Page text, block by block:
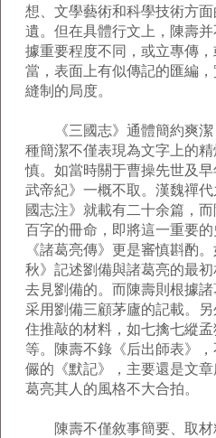
想、文學藝術和科學技術方
遺。但在具體行文上，陳壽
據重要程度不同，或立專傳
當，表面上有似傳記的匯編
縫制的局度。
《三國志》通體簡約爽潔
種簡潔不僅表現為文字上的
慎。如當時關于曹操先世及
武帝紀》一概不取。漢魏禪
國志注》就載有二十余篇，
百字的冊命，即將這一重要
《諸葛亮傳》更是審慎斟酌
秋》記述劉備與諸葛亮的最
去見劉備的。而陳壽則根據諸
采用劉備三顧茅廬的記載。
住推敲的材料，如七擒七縱
等。陳壽不錄《后出師表》
儼的《默記》，主要還是文
葛亮其人的風格不大合拍。
陳壽不僅敘事簡要、取材